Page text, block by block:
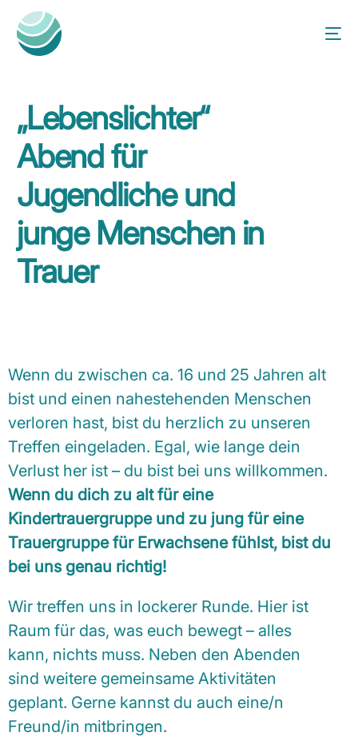
„Lebenslichter“
Abend für
Jugendliche und
junge Menschen in
Trauer
Wenn du zwischen ca. 16 und 25 Jahren alt
bist und einen nahestehenden Menschen
verloren hast, bist du herzlich zu unseren
Treffen eingeladen. Egal, wie lange dein
Verlust her ist – du bist bei uns willkommen.
Wenn du dich zu alt für eine
Kindertrauergruppe und zu jung für eine
Trauergruppe für Erwachsene fühlst, bist du
bei uns genau richtig!
Wir treffen uns in lockerer Runde. Hier ist
Raum für das, was euch bewegt – alles
kann, nichts muss. Neben den Abenden
sind weitere gemeinsame Aktivitäten
geplant. Gerne kannst du auch eine/n
Freund/in mitbringen.